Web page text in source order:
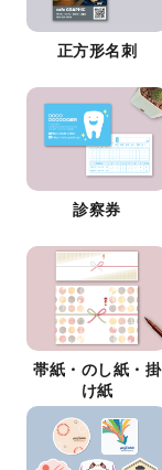
正方形名刺
診察券
帯紙・のし紙・掛
け紙